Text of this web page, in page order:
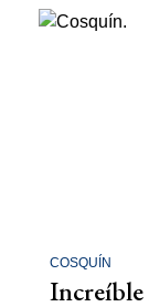
COSQUÍN
Increíble